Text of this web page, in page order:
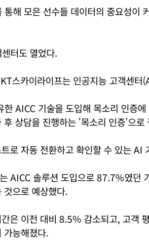
해 모은 선수들 데이터의 중요성이
터도 열었다.
스카이라이프는 인공지능 고객센터
한 AICC 기술을 도입해 목소리 인증
후 상담을 진행하는 '목소리 인증'으로
로 자동 전환하고 확인할 수 있는 AI
AICC 솔루션 도입으로 87.7%였던
으로 예상했다.
은 이전 대비 8.5% 감소되고, 고객
가능해졌다.